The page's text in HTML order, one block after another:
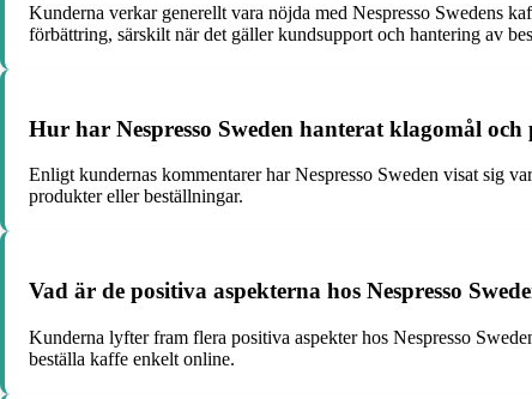
Kunderna verkar generellt vara nöjda med Nespresso Swedens
förbättring, särskilt när det gäller kundsupport och hantering av
Hur har Nespresso Sweden hanterat klagomål
Enligt kundernas kommentarer har Nespresso Sweden visat sig
produkter eller beställningar.
Vad är de positiva aspekterna hos Nespresso
Kunderna lyfter fram flera positiva aspekter hos Nespresso
beställa kaffe enkelt online.